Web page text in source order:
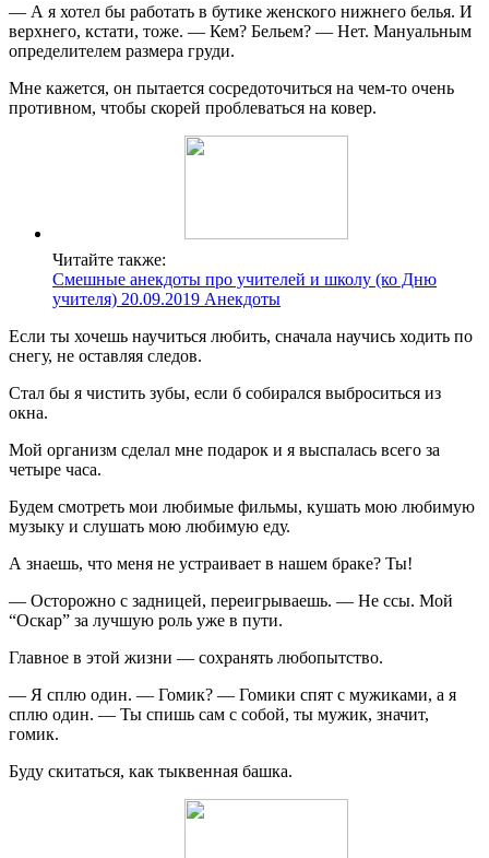
— А я хотел бы работать в бутике женского нижнего белья. И
верхнего, кстати, тоже. — Кем? Бельем? — Нет. Мануальным
определителем размера груди.
Мне кажется, он пытается сосредоточиться на чем-то очень
противном, чтобы скорей проблеваться на ковер.
Читайте также:
Смешные анекдоты про учителей и школу (ко Дню
учителя) 20.09.2019 Анекдоты
Если ты хочешь научиться любить, сначала научись ходить по
снегу, не оставляя следов.
Стал бы я чистить зубы, если б собирался выброситься из
окна.
Мой организм сделал мне подарок и я выспалась всего за
четыре часа.
Будем смотреть мои любимые фильмы, кушать мою любимую
музыку и слушать мою любимую еду.
А знаешь, что меня не устраивает в нашем браке? Ты!
— Осторожно с задницей, переигрываешь. — Не ссы. Мой
“Оскар” за лучшую роль уже в пути.
Главное в этой жизни — сохранять любопытство.
— Я сплю один. — Гомик? — Гомики спят с мужиками, а я
сплю один. — Ты спишь сам с собой, ты мужик, значит,
гомик.
Буду скитаться, как тыквенная башка.